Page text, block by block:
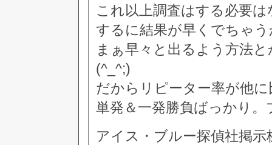
これ以上調査はする必要
するに結果が早くでちゃ
まぁ早々と出るよう方法
(^_^;)
だからリピーター率が他
単発＆一発勝負ばっかり
アイス・ブルー探偵社掲